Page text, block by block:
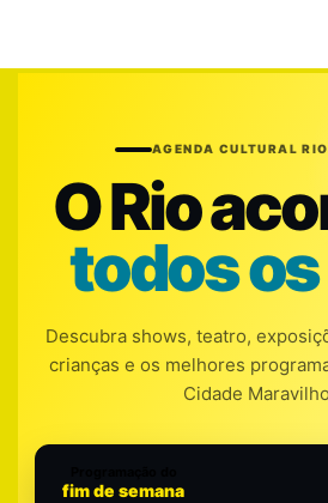
AGENDA CULTURAL
O Rio
todos
Descubra shows, teatro,
crianças e os melhores
Cidade
fim de semana